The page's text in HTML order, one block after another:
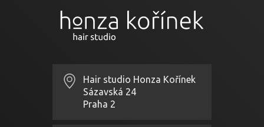
Hair studio Honza Kořínek
Sázavská 24
Praha 2